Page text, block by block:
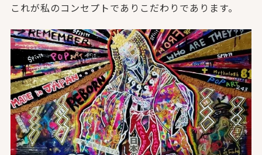
これが私のコンセプトでありこだわりであります。